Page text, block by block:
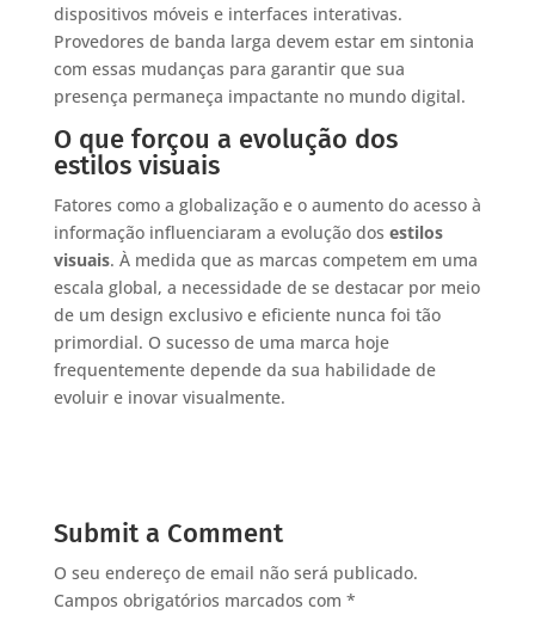
dispositivos móveis e interfaces interativas.
Provedores de banda larga devem estar em sintonia
com essas mudanças para garantir que sua
presença permaneça impactante no mundo digital.
O que forçou a evolução dos
estilos visuais
Fatores como a globalização e o aumento do acesso à
informação influenciaram a evolução dos estilos
visuais. À medida que as marcas competem em uma
escala global, a necessidade de se destacar por meio
de um design exclusivo e eficiente nunca foi tão
primordial. O sucesso de uma marca hoje
frequentemente depende da sua habilidade de
evoluir e inovar visualmente.
Submit a Comment
O seu endereço de email não será publicado.
Campos obrigatórios marcados com *